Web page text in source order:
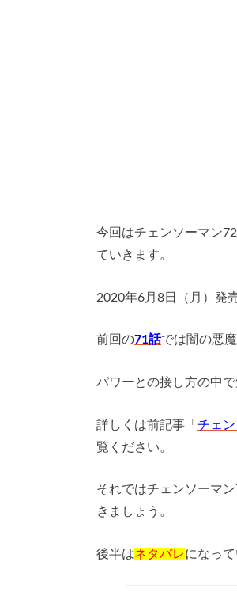
今回はチェンソーマン
ていきます。
2020年6月8日（月）発
前回の71話では闇の悪
パワーとの接し方の中
詳しくは前記事「 チェ
覧ください。
それではチェンソーマ
きましょう。
後半はネタバレになっ